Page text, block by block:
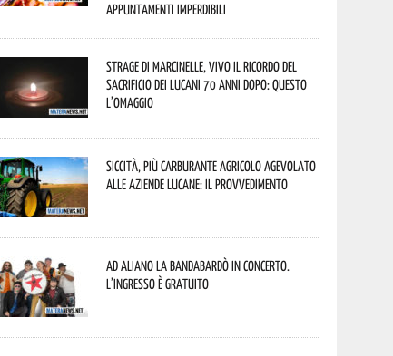
appuntamenti imperdibili
Strage di Marcinelle, vivo il ricordo del
sacrificio dei lucani 70 anni dopo: questo
l’omaggio
Siccità, più carburante agricolo agevolato
alle aziende lucane: il provvedimento
Ad Aliano la Bandabardò in concerto.
L’ingresso è gratuito